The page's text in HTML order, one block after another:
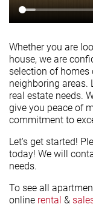
Whether you are
house, we are
selection of
neighboring areas.
real estate needs.
give you peace of
commitment to
Let's get started!
today! We will
needs.
To see all
online rental &